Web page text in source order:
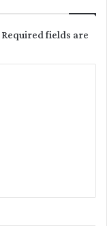
Required fields are
t